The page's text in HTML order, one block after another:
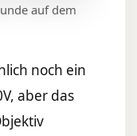
auf dem
noch ein
aber das